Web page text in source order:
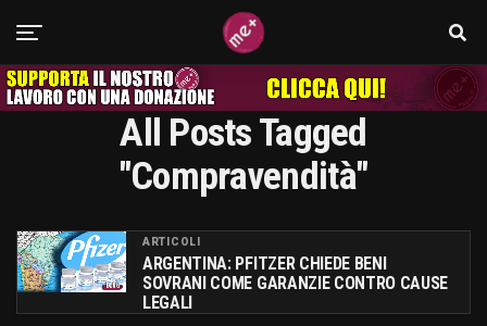
All Posts Tagged
"compravendità"
ARTICOLI
ARGENTINA: PFITZER CHIEDE BENI
SOVRANI COME GARANZIE CONTRO CAUSE
LEGALI